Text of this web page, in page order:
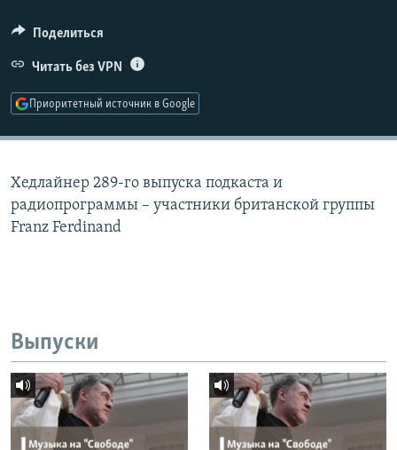
Поделиться
Читать без VPN
Приоритетный источник в Google
Хедлайнер 289-го выпуска подкаста и
радиопрограммы – участники британской группы
Franz Ferdinand
Выпуски